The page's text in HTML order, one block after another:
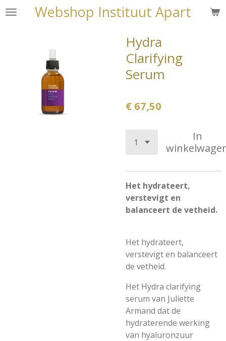
Ga
hoofdinhoud
Webshop Instituut Apart
Hydra
Clarifying
Serum
€ 67,50
In
Het hydrateert,
verstevigt en
balanceert de vetheid.
Het hydrateert,
verstevigt en balanceert
de vetheid.
Het Hydra clarifying
serum van Juliette
Armand dat de
hydraterende werking
van hyaluronzuur